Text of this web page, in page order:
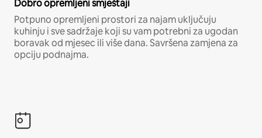
Dobro opremljeni smještaji
Potpuno opremljeni prostori za najam uključuju
kuhinju i sve sadržaje koji su vam potrebni za ugodan
boravak od mjesec ili više dana. Savršena zamjena za
opciju podnajma.